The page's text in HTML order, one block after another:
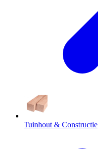
Tuinhout & Constructie